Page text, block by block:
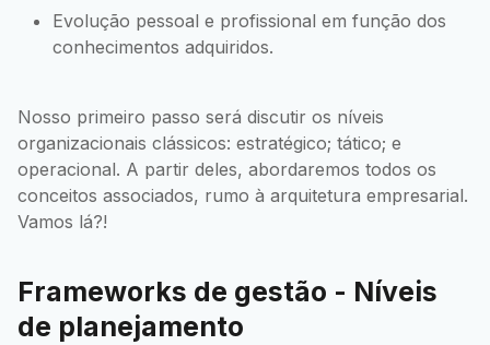
Evolução pessoal e profissional em função dos
conhecimentos adquiridos.
Nosso primeiro passo será discutir os níveis
organizacionais clássicos: estratégico; tático; e
operacional. A partir deles, abordaremos todos os
conceitos associados, rumo à arquitetura empresarial.
Vamos lá?!
Frameworks de gestão - Níveis
de planejamento